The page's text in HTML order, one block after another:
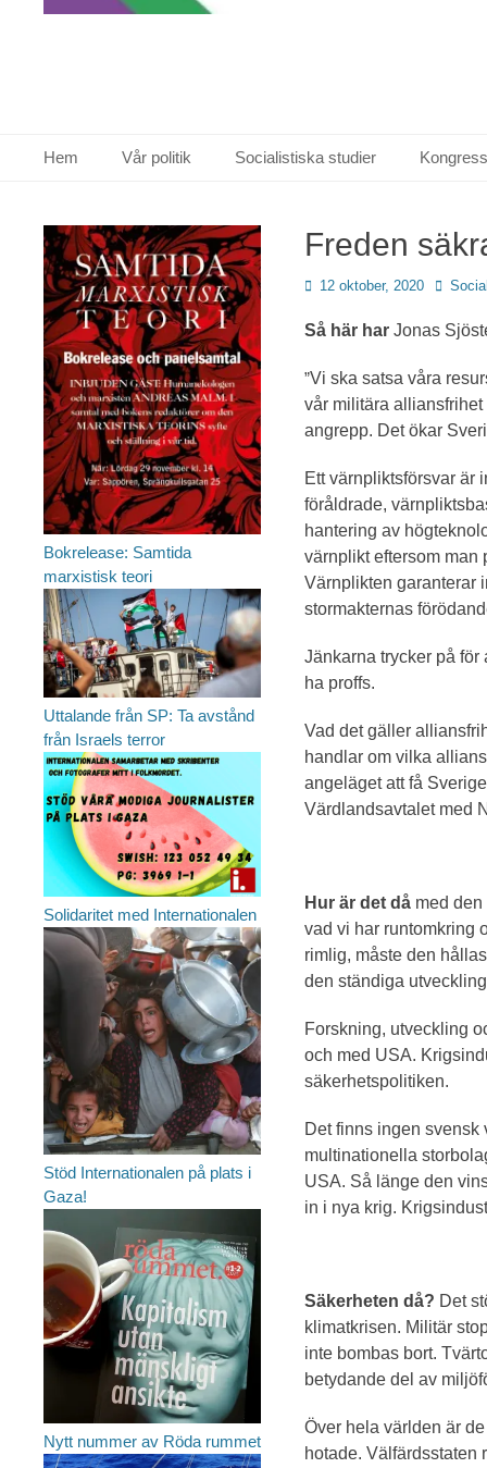
Primär meny
Hem Vår politik Socialistiska studier
Freden
Publicerad
12 oktober, 2020
Så här har Jonas
”Vi ska satsa våra
vår militära
angrepp. Det ökar
Ett värnpliktsförsvar är
föråldrade,
hantering av
värnplikt eftersom man
Värnplikten garanterar
stormakternas
Jänkarna trycker på för
ha proffs.
Vad det gäller
handlar om vilka
angeläget att få
Värdlandsavtalet med
Hur är det då med
vad vi har runtomkring
rimlig, måste den
den ständiga
Forskning, utveckling
och med USA.
säkerhetspolitiken.
Det finns ingen
multinationella
USA. Så länge den
in i nya krig.
Säkerheten då? Det
klimatkrisen. Militär
inte bombas bort.
betydande del av
Över hela världen är
hotade. Välfärdsstaten
Bokrelease: Samtida
marxistisk teori
Uttalande från SP: Ta avstånd
från Israels terror
Solidaritet med Internationalen
Stöd Internationalen på plats i
Gaza!
Nytt nummer av Röda rummet